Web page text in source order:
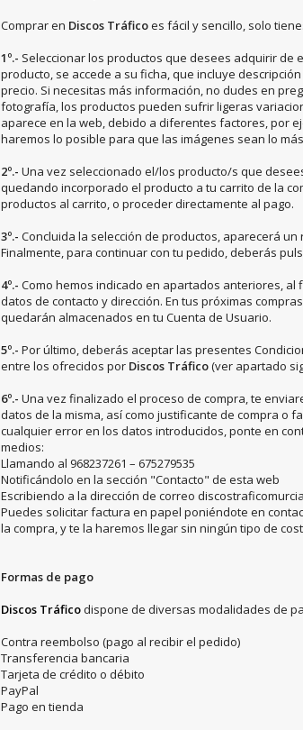
Comprar en Discos Tráficoes fácil y sencillo, solo
1º.- Seleccionar los productos que desees adquirir de
producto, se accede a su ficha, que incluye
precio. Si necesitas más información, no dudes en
fotografía, los productos pueden sufrir ligeras
aparece en la web, debido a diferentes factores, por
haremos lo posible para que las imágenes sean lo
2º.- Una vez seleccionado el/los producto/s que
quedando incorporado el producto a tu carrito de la
productos al carrito, o proceder directamente al pago.
3º.- Concluida la selección de productos, aparecerá
Finalmente, para continuar con tu pedido, deberás
4º.- Como hemos indicado en apartados anteriores,
datos de contacto y dirección. En tus próximas
quedarán almacenados en tu Cuenta de Usuario.
5º.- Por último, deberás aceptar las presentes
entre los ofrecidos por Discos Tráfico(ver apartado
6º.- Una vez finalizado el proceso de compra, te
datos de la misma, así como justificante de compra o
cualquier error en los datos introducidos, ponte en
medios:
Llamando al 968237261 – 675279535
Notificándolo en la sección "Contacto" de esta web
Escribiendo a la dirección de correo
Puedes solicitar factura en papel poniéndote en
la compra, y te la haremos llegar sin ningún tipo de
Formas de pago
Discos Tráficodispone de diversas modalidades de
Contra reembolso (pago al recibir el pedido)
Transferencia bancaria
Tarjeta de crédito o débito
PayPal
Pago en tienda